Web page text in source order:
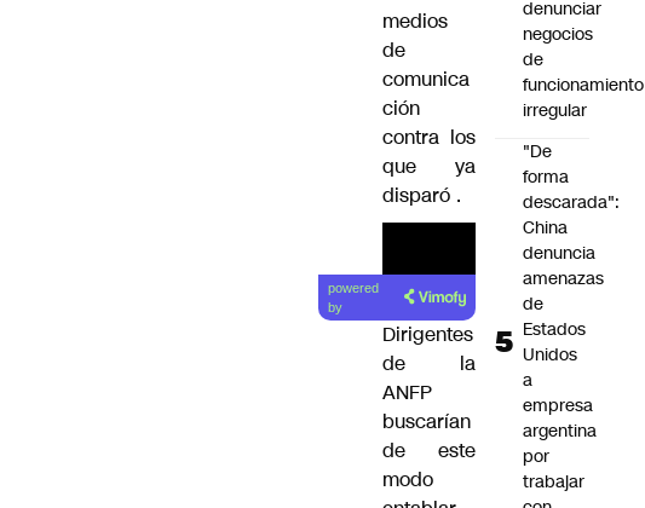
medios
de
comunica
ción
contra los
que ya
disparó .
powered
by
Dirigentes
de la
ANFP
buscarían
de este
modo
denunciar
negocios
de
funcionamiento
irregular
"De
forma
descarada":
China
denuncia
amenazas
de
Estados
Unidos
a
empresa
argentina
por
trabajar